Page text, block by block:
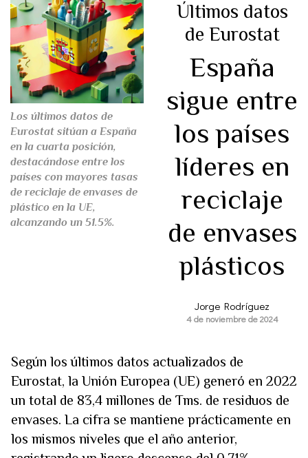
Los últimos datos de
Eurostat sitúan a España
en la cuarta posición,
destacándose entre los
países con mayores tasas
de reciclaje de envases de
plástico en la UE,
alcanzando un 51.5%.
Últimos datos
de Eurostat
España
sigue entre
los países
líderes en
reciclaje
de envases
plásticos
Jorge Rodríguez
4 de noviembre de 2024
Según los últimos datos actualizados de
Eurostat, la Unión Europea (UE) generó en 2022
un total de 83,4 millones de Tms. de residuos de
envases. La cifra se mantiene prácticamente en
los mismos niveles que el año anterior,